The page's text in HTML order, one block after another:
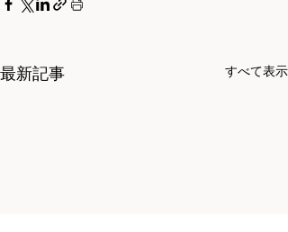
最新記事 すべて表示